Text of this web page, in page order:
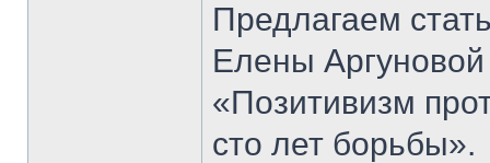
Предлагаем
Елены
«Позитивизм
сто лет борьбы».